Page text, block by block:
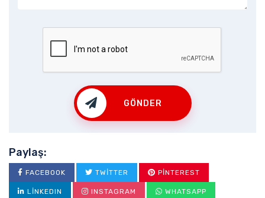
GÖNDER
Paylaş:
FACEBOOK TWITTER PINTEREST
LINKEDIN INSTAGRAM WHATSAPP